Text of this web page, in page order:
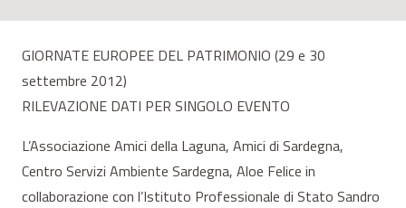
GIORNATE EUROPEE DEL PATRIMONIO (29 e 30
settembre 2012)
RILEVAZIONE DATI PER SINGOLO EVENTO
L’Associazione Amici della Laguna, Amici di Sardegna,
Centro Servizi Ambiente Sardegna, Aloe Felice in
collaborazione con l’Istituto Professionale di Stato Sandro